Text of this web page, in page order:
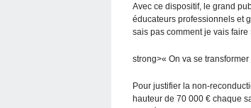
Avec ce dispositif, le grand
éducateurs professionnels et
sais pas comment je vais
strong>« On va se
Pour justifier la non-
hauteur de 70 000 € chaque